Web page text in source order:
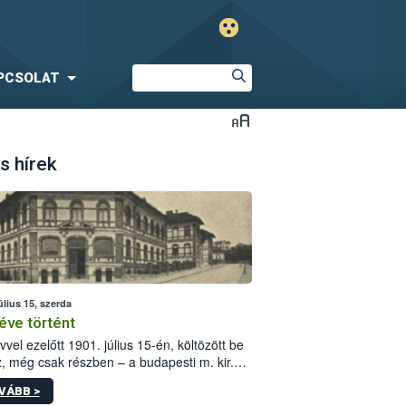
hírek
15, szerda
történt
ezelőtt 1901. július 15-én, költözött be
még csak részben – a budapesti m. kir.
állomás a Kis Rókus utca
alatti, Czigler Győző által tervezett új
>